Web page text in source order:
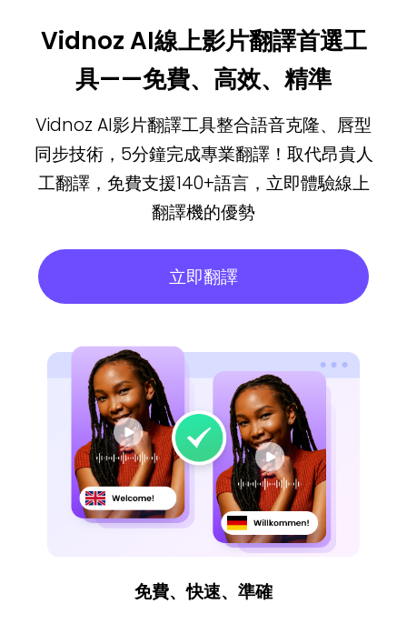
Vidnoz AI線上影片翻譯首選工
具——免費、高效、精準
Vidnoz AI影片翻譯工具整合語音克隆、唇型
同步技術，5分鐘完成專業翻譯！取代昂貴人
工翻譯，免費支援140+語言，立即體驗線上
翻譯機的優勢
立即翻譯
免費、快速、準確